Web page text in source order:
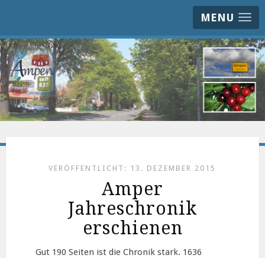
MENU
VERÖFFENTLICHT: 13. DEZEMBER 2015
Amper
Jahreschronik
erschienen
Gut 190 Seiten ist die Chronik stark. 1636